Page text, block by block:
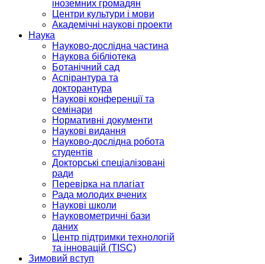
іноземних громадян
Центри культури і мови
Академічні наукові проекти
Наука
Науково-дослідна частина
Наукова бібліотека
Ботанічний сад
Аспірантура та
докторантура
Наукові конференції та
семінари
Нормативні документи
Наукові видання
Науково-дослідна робота
студентів
Докторські спеціалізовані
ради
Перевірка на плагіат
Рада молодих вчених
Наукові школи
Науковометричні бази
даних
Центр підтримки технологій
та інновацій (TISC)
Зимовий вступ